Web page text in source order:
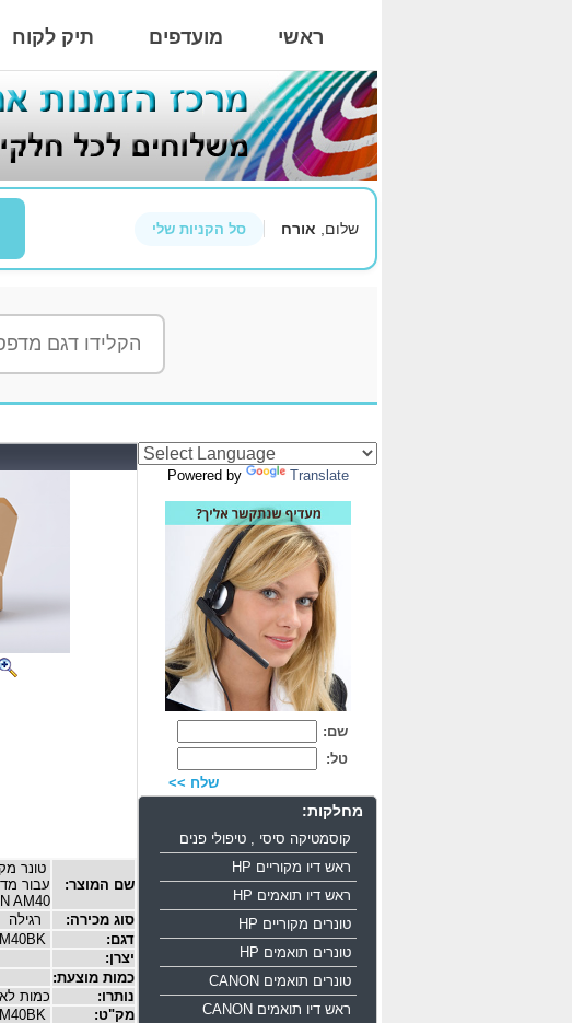
ראשי מועדפים תיק לקוח
שלום, אורח סל הקניות שלי
שם המוצר:
טונר
עבור
AM40
סוג מכירה: רגילה
דגם:
יצרן:
כמות מוצעת:
נותרו:
כמות
מק"ט:
Powered by Translate
שם:
טל:
שלח >>
מחלקות:
קוסמטיקה סיסי , טיפולי פנים
ראש דיו מקוריים HP
ראש דיו תואמים HP
טונרים מקוריים HP
טונרים תואמים HP
טונרים תואמים CANON
ראש דיו תואמים CANON